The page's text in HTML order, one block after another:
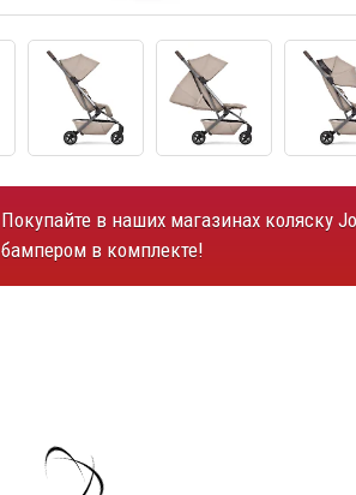
Покупайте в наших магазинах коляску
бампером в комплекте!